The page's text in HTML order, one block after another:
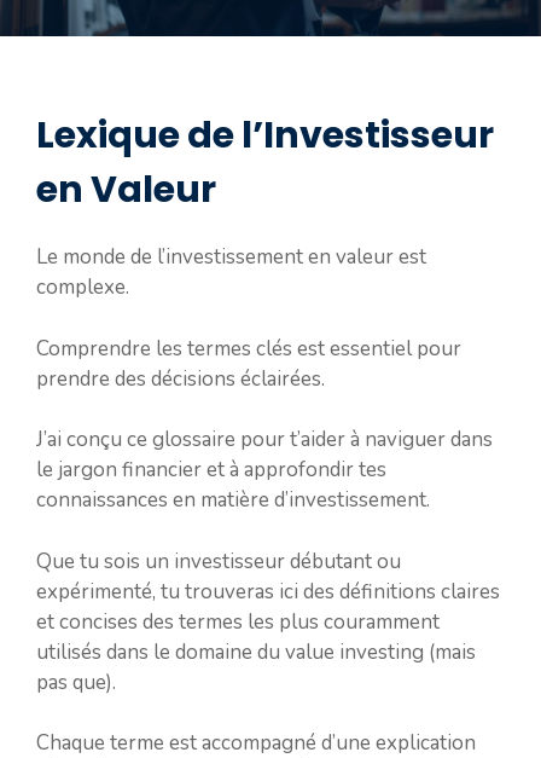
Lexique de l’Investisseur
en Valeur
Le monde de l’investissement en valeur est
complexe.
Comprendre les termes clés est essentiel pour
prendre des décisions éclairées.
J’ai conçu ce glossaire pour t’aider à naviguer dans
le jargon financier et à approfondir tes
connaissances en matière d’investissement.
Que tu sois un investisseur débutant ou
expérimenté, tu trouveras ici des définitions claires
et concises des termes les plus couramment
utilisés dans le domaine du value investing (mais
pas que).
Chaque terme est accompagné d’une explication